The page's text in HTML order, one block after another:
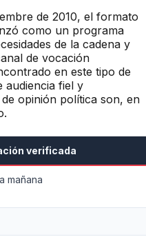
de 2010, el formato
como un programa
de la cadena y
de vocación
en este tipo de
audiencia fiel y
opinión política son, en
verificada
mañana